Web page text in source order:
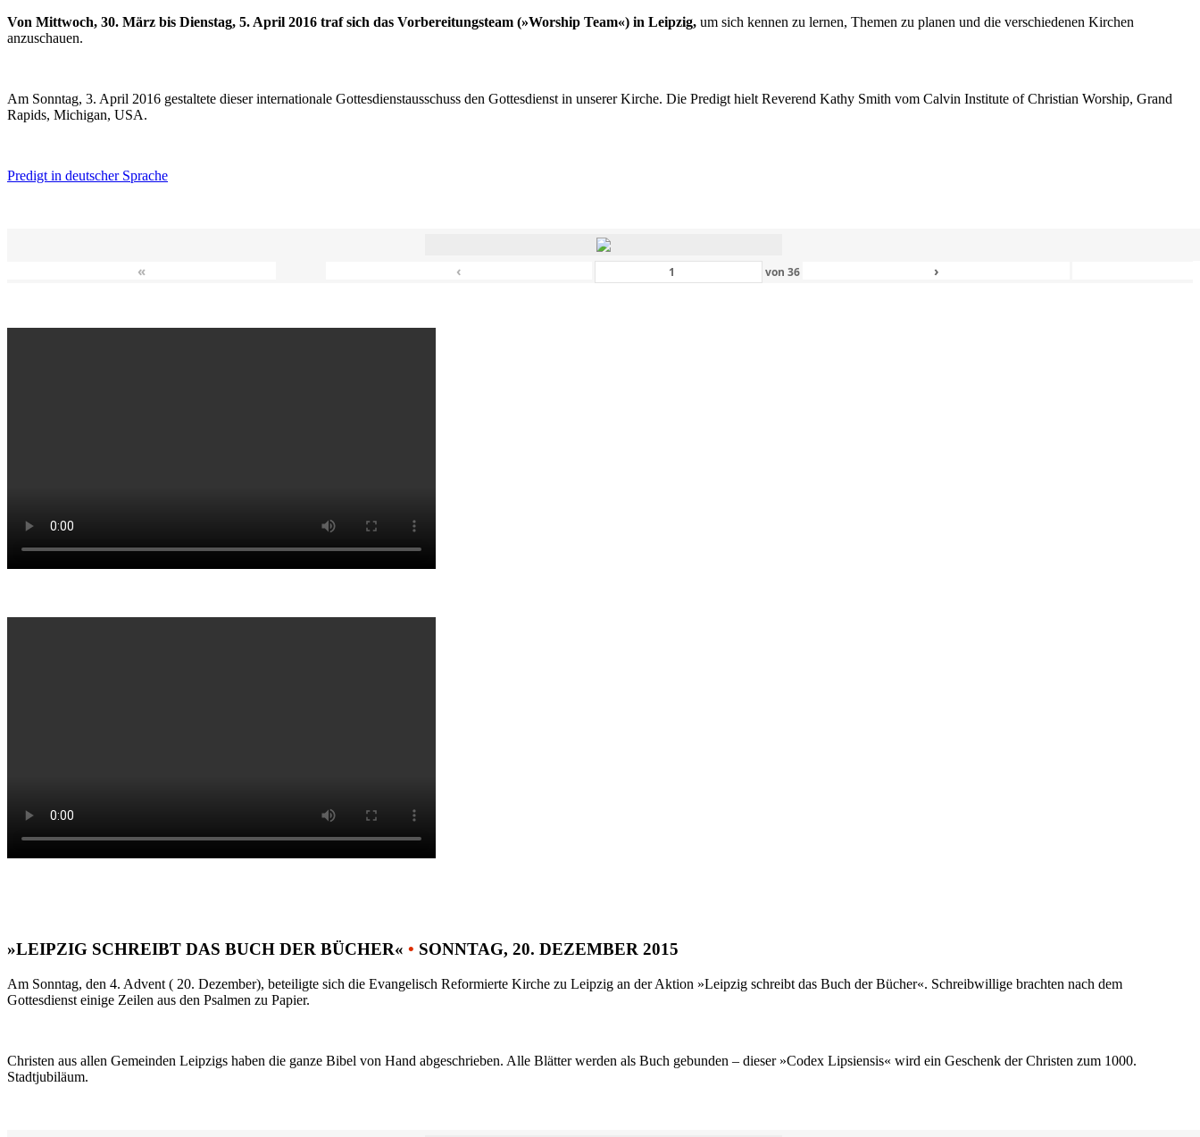
Von Mittwoch, 30. März bis Dienstag, 5. April 2016 traf sich das Vorbereitungsteam (»Worship Team«) in Leipzig, um sich kennen zu lernen, Themen zu planen und die verschiedenen Kirchen
anzuschauen.
Am Sonntag, 3. April 2016 gestaltete dieser internationale Gottesdienstausschuss den Gottesdienst in unserer Kirche. Die Predigt hielt Reverend Kathy Smith vom Calvin Institute of Christian Worship, Grand
Rapids, Michigan, USA.
Predigt in deutscher Sprache
« ‹ von36 ›
»LEIPZIG SCHREIBT DAS BUCH DER BÜCHER« • SONNTAG, 20. DEZEMBER 2015
Am Sonntag, den 4. Advent ( 20. Dezember), beteiligte sich die Evangelisch Reformierte Kirche zu Leipzig an der Aktion »Leipzig schreibt das Buch der Bücher«. Schreibwillige brachten nach dem
Gottesdienst einige Zeilen aus den Psalmen zu Papier.
Christen aus allen Gemeinden Leipzigs haben die ganze Bibel von Hand abgeschrieben. Alle Blätter werden als Buch gebunden – dieser »Codex Lipsiensis« wird ein Geschenk der Christen zum 1000.
Stadtjubiläum.